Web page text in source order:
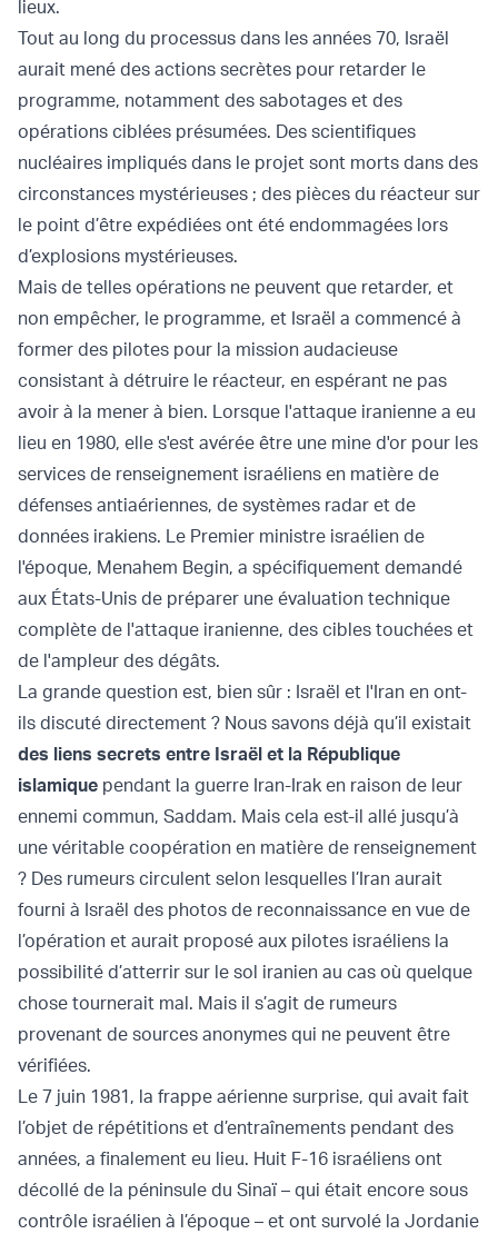
lieux.
Tout au long du processus dans les années 70, Israël
aurait mené des actions secrètes pour retarder le
programme, notamment des sabotages et des
opérations ciblées présumées. Des scientifiques
nucléaires impliqués dans le projet sont morts dans des
circonstances mystérieuses ; des pièces du réacteur sur
le point d’être expédiées ont été endommagées lors
d’explosions mystérieuses.
Mais de telles opérations ne peuvent que retarder, et
non empêcher, le programme, et Israël a commencé à
former des pilotes pour la mission audacieuse
consistant à détruire le réacteur, en espérant ne pas
avoir à la mener à bien. Lorsque l'attaque iranienne a eu
lieu en 1980, elle s'est avérée être une mine d'or pour les
services de renseignement israéliens en matière de
défenses antiaériennes, de systèmes radar et de
données irakiens. Le Premier ministre israélien de
l'époque, Menahem Begin, a spécifiquement demandé
aux États-Unis de préparer une évaluation technique
complète de l'attaque iranienne, des cibles touchées et
de l'ampleur des dégâts.
La grande question est, bien sûr : Israël et l'Iran en ont-
ils discuté directement ? Nous savons déjà qu’il existait
des liens secrets entre Israël et la République
islamique pendant la guerre Iran-Irak en raison de leur
ennemi commun, Saddam. Mais cela est-il allé jusqu’à
une véritable coopération en matière de renseignement
? Des rumeurs circulent selon lesquelles l’Iran aurait
fourni à Israël des photos de reconnaissance en vue de
l’opération et aurait proposé aux pilotes israéliens la
possibilité d’atterrir sur le sol iranien au cas où quelque
chose tournerait mal. Mais il s’agit de rumeurs
provenant de sources anonymes qui ne peuvent être
vérifiées.
Le 7 juin 1981, la frappe aérienne surprise, qui avait fait
l’objet de répétitions et d’entraînements pendant des
années, a finalement eu lieu. Huit F-16 israéliens ont
décollé de la péninsule du Sinaï – qui était encore sous
contrôle israélien à l’époque – et ont survolé la Jordanie